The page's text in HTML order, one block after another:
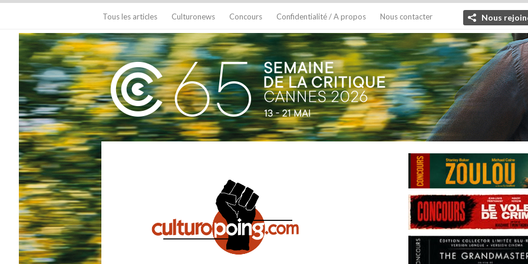
Tous les articles Culturonews Concours Confidentialité / A propos Nous contacter Nous